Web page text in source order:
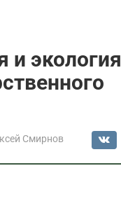
и экология
Смирнов